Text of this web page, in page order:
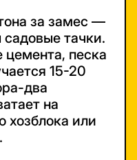
за замес —
тачки.
песка
15-20
два
на
хозблока или